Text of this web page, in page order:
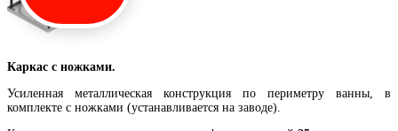
Каркас с ножками.
Усиленная металлическая конструкция по периметру ванны, в
комплекте с ножками (устанавливается на заводе).